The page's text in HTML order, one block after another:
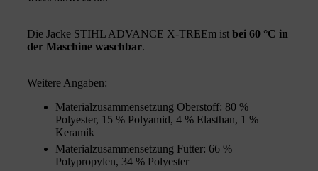
Die Jacke STIHL ADVANCE X-TREEm ist bei 60 °C in
der Maschine waschbar.
Weitere Angaben:
Materialzusammensetzung Oberstoff: 80 %
Polyester, 15 % Polyamid, 4 % Elasthan, 1 %
Keramik
Materialzusammensetzung Futter: 66 %
Polypropylen, 34 % Polyester